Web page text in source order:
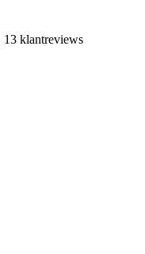
13 klantreviews